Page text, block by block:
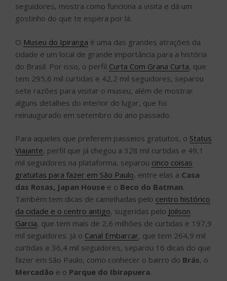
seguidores, mostra como funciona a visita e dá um
gostinho do que te espera por lá.
O Museu do Ipiranga é uma das grandes atrações da
cidade e um local de grande importância para a história
do Brasil. Por isso, o perfil Curta Com Grana Curta, que
tem 295,6 mil curtidas e 42,2 mil seguidores, separou
sete razões para visitar o museu, além de mostrar
alguns detalhes do interior do lugar, que foi
reinaugurado em setembro do ano passado.
Para aqueles que preferem passeios gratuitos, o Status
Viajante, perfil que já chegou a 328 mil curtidas e 49,1
mil seguidores na plataforma, separou cinco coisas
gratuitas para fazer em São Paulo, entre elas a Casa
das Rosas, Japan House e o Beco do Batman.
Também tem dicas de caminhadas pelo centro histórico
da cidade e o centro antigo, sugeridas pelo Joilson
Garcia, que tem mais de 2,6 milhões de curtidas e 197,9
mil seguidores. Já o Canal Embarcar, que tem 264,9 mil
curtidas e 36,4 mil seguidores, separou 16 dicas do que
fazer em São Paulo, como conhecer o bairro do Brás, o
Mercadão e o Parque do Ibirapuera.